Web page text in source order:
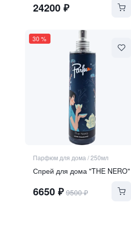
24200₽
30 %
Парфюм для дома /250мл
Спрей для дома "THE NERO"
6650₽ 9500₽